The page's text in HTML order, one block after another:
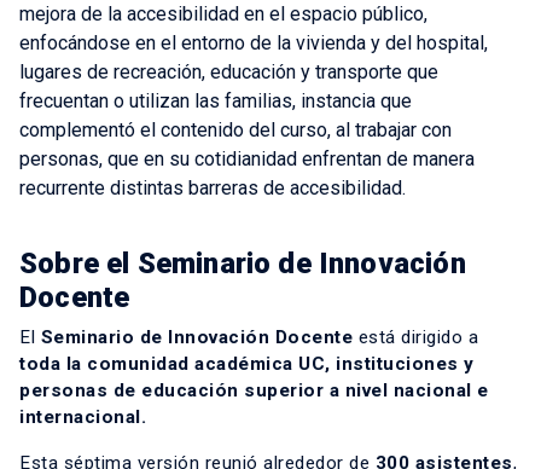
mejora de la accesibilidad en el espacio público,
enfocándose en el entorno de la vivienda y del hospital,
lugares de recreación, educación y transporte que
frecuentan o utilizan las familias, instancia que
complementó el contenido del curso, al trabajar con
personas, que en su cotidianidad enfrentan de manera
recurrente distintas barreras de accesibilidad.
Sobre el Seminario de Innovación
Docente
El Seminario de Innovación Docente está dirigido a
toda la comunidad académica UC, instituciones y
personas de educación superior a nivel nacional e
internacional.
Esta séptima versión reunió alrededor de 300 asistentes,